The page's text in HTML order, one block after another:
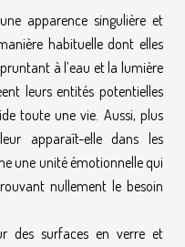
apparence singulière et
habituelle dont elles
à l’eau et la lumière
leurs entités potentielles
toute une vie. Aussi, plus
apparaît-elle dans les
une unité émotionnelle qui
nullement le besoin
des surfaces en verre et